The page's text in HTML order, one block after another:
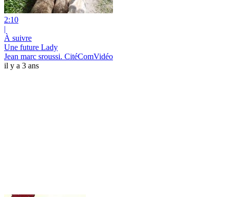
2:10
|
À suivre
Une future Lady
Jean marc sroussi. CitéComVidéo
il y a 3 ans